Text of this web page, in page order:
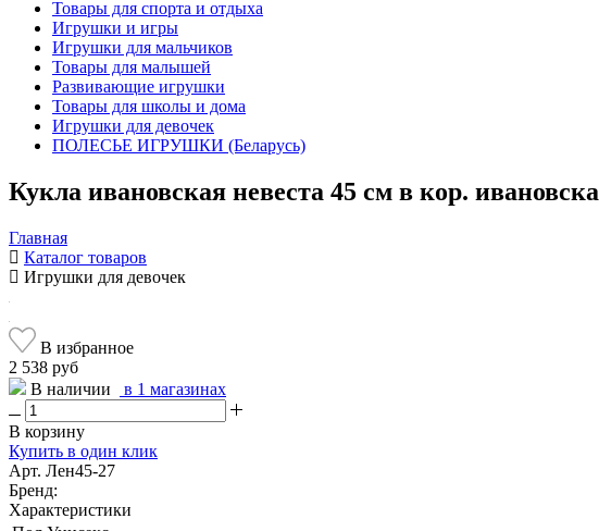
Товары для спорта и отдыха
Игрушки и игры
Игрушки для мальчиков
Товары для малышей
Развивающие игрушки
Товары для школы и дома
Игрушки для девочек
ПОЛЕСЬЕ ИГРУШКИ (Беларусь)
Кукла ивановская невеста 45 см в кор.
Главная
Каталог товаров
Игрушки для девочек
В избранное
2 538 руб
В наличии
в 1 магазинах
В корзину
Купить в один клик
Арт. Лен45-27
Бренд:
Характеристики